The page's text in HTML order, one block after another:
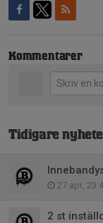
Kommentarer
Tidigare
27 apr,
2 st